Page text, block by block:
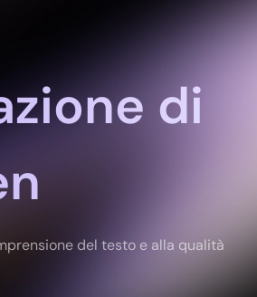
di
del testo e alla qualità